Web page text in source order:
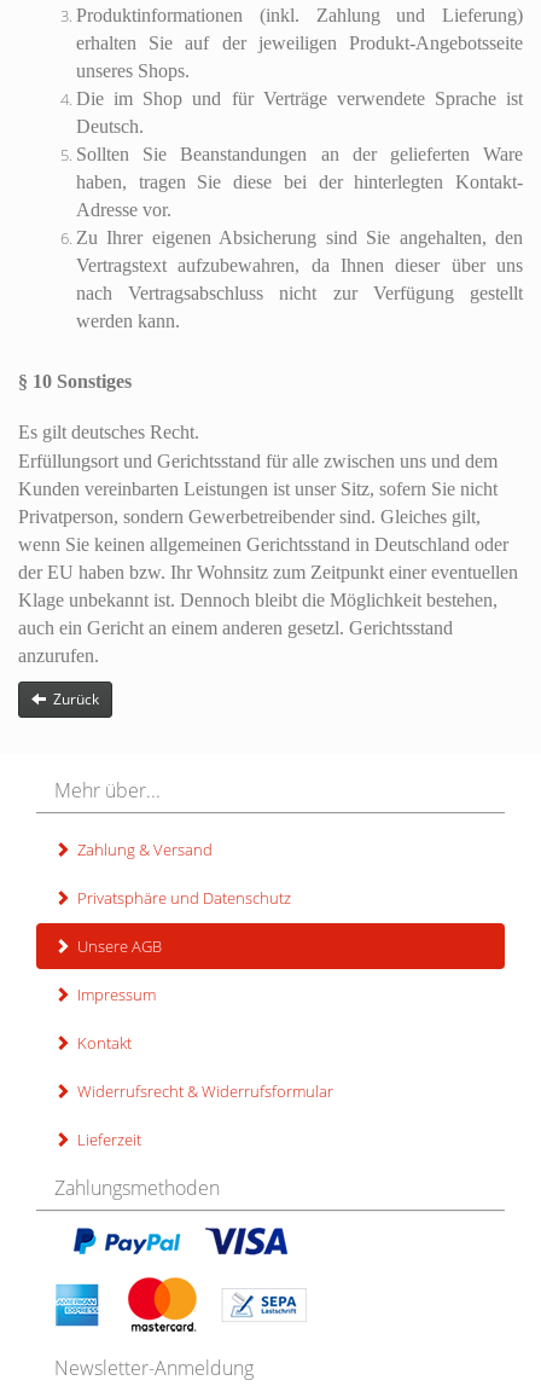
Produktinformationen (inkl. Zahlung und Lieferung)
erhalten Sie auf der jeweiligen Produkt-Angebotsseite
unseres Shops.
Die im Shop und für Verträge verwendete Sprache ist
Deutsch.
Sollten Sie Beanstandungen an der gelieferten Ware
haben, tragen Sie diese bei der hinterlegten Kontakt-
Adresse vor.
Zu Ihrer eigenen Absicherung sind Sie angehalten, den
Vertragstext aufzubewahren, da Ihnen dieser über uns
nach Vertragsabschluss nicht zur Verfügung gestellt
werden kann.
§ 10 Sonstiges
Es gilt deutsches Recht.
Erfüllungsort und Gerichtsstand für alle zwischen uns und dem
Kunden vereinbarten Leistungen ist unser Sitz, sofern Sie nicht
Privatperson, sondern Gewerbetreibender sind. Gleiches gilt,
wenn Sie keinen allgemeinen Gerichtsstand in Deutschland oder
der EU haben bzw. Ihr Wohnsitz zum Zeitpunkt einer eventuellen
Klage unbekannt ist. Dennoch bleibt die Möglichkeit bestehen,
auch ein Gericht an einem anderen gesetzl. Gerichtsstand
anzurufen.
Zurück
Mehr über...
Zahlung & Versand
Privatsphäre und Datenschutz
Unsere AGB
Impressum
Kontakt
Widerrufsrecht & Widerrufsformular
Lieferzeit
Zahlungsmethoden
Newsletter-Anmeldung